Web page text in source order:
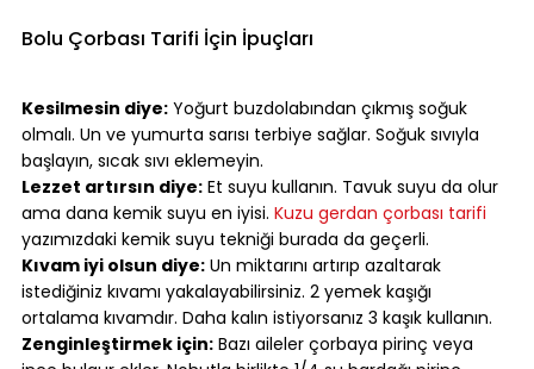
Bolu Çorbası Tarifi İçin İpuçları
Kesilmesin diye: Yoğurt buzdolabından çıkmış soğuk
olmalı. Un ve yumurta sarısı terbiye sağlar. Soğuk sıvıyla
başlayın, sıcak sıvı eklemeyin.
Lezzet artırsın diye: Et suyu kullanın. Tavuk suyu da olur
ama dana kemik suyu en iyisi. Kuzu gerdan çorbası tarifi
yazımızdaki kemik suyu tekniği burada da geçerli.
Kıvam iyi olsun diye: Un miktarını artırıp azaltarak
istediğiniz kıvamı yakalayabilirsiniz. 2 yemek kaşığı
ortalama kıvamdır. Daha kalın istiyorsanız 3 kaşık kullanın.
Zenginleştirmek için: Bazı aileler çorbaya pirinç veya